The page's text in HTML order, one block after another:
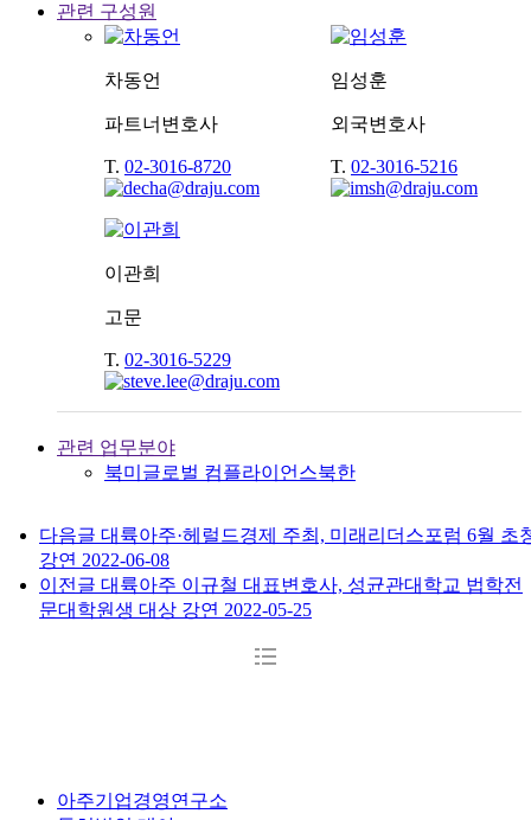
관련 구성원
차동언
파트너변호사
T. 02-3016-8720
임성훈
외국변호사
T. 02-3016-5216
이관희
고문
T. 02-3016-5229
관련 업무분야
북미 글로벌 컴플라이언스북한
다음글 대륙아주·헤럴드경제 주최, 미래리더스포럼 6월 초
강연 2022-06-08
이전글 대륙아주 이규철 대표변호사, 성균관대학교 법학전
문대학원생 대상 강연 2022-05-25
아주기업경영연구소